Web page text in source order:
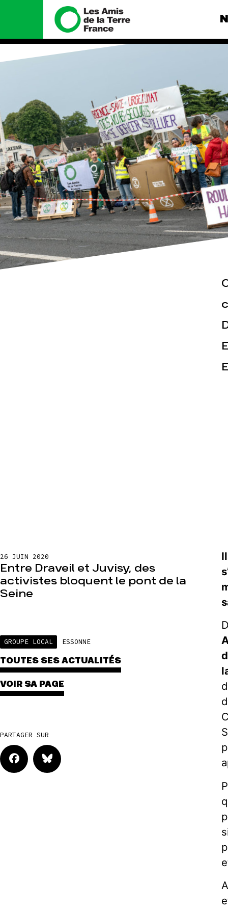
Manifeste
Missions et méthodes
Valeurs
Équipes et
fonctionnement
Le réseau dans le monde
Nos alliés
Je soutiens les Amis de la
Terre
Nos
Total, rendez-
tribunal
Gaz « naturel
enfumage
Mode : une
destructrice
Gaz au
violence
Nos autres
Espace
26 JUIN 2020
Entre Draveil et Juvisy, des
activistes bloquent le pont de la
Seine
GROUPE LOCAL ESSONNE
TOUTES SES ACTUALITÉS
VOIR SA PAGE
PARTAGER SUR